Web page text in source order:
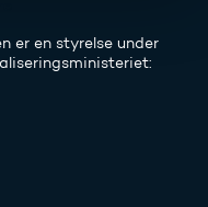
er en styrelse under